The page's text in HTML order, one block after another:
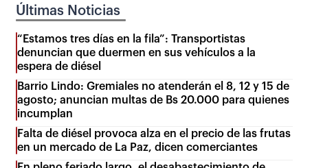
Últimas Noticias
“Estamos tres días en la fila”: Transportistas
denuncian que duermen en sus vehículos a la
espera de diésel
Barrio Lindo: Gremiales no atenderán el 8, 12 y 15 de
agosto; anuncian multas de Bs 20.000 para quienes
incumplan
Falta de diésel provoca alza en el precio de las frutas
en un mercado de La Paz, dicen comerciantes